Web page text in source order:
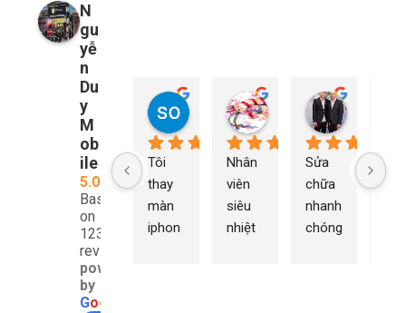
N
gu
yễ
n
Du
y
M
ob
ile
5.0
Based
on
1232
reviews
powered
by
Goo
so young
1 năm trước
Tôi
thay
màn
iphon
My Nguyễn
1 năm trước
Nhân
viên
siêu
nhiệt
Sửa
chữa
nhanh
chóng
n